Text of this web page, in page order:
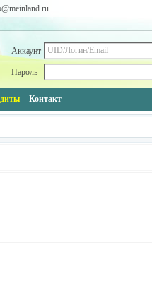
Аккаунт
Пароль
Контакт